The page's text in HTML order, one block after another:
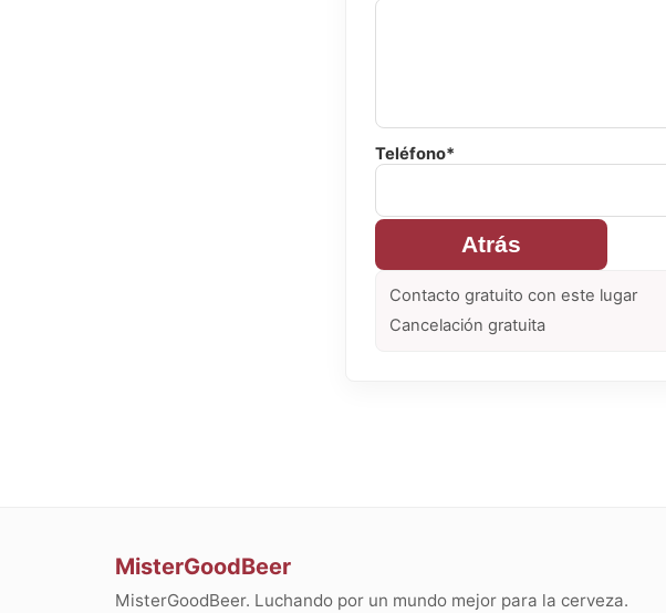
Teléfono*
Atrás
Contacto gratuito con este lugar
Cancelación gratuita
MisterGoodBeer
MisterGoodBeer. Luchando por un mundo mejor para la cerveza.